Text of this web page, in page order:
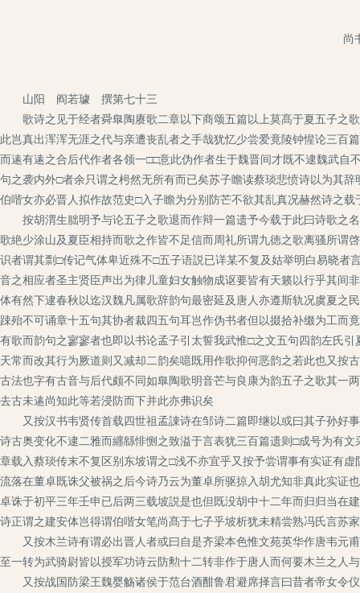
尚
山阳 阎若璩 撰第七十三
歌诗之见于经者舜臯陶赓歌二章以下商颂五篇以上莫髙于夏五子之
此岂真出浑浑无涯之代与亲遭丧乱者之手哉犹忆少尝爱竟陵钟惺论三
而逺有逺之合后代作者各领一□□意此伪作者生于魏晋间才既不逮魏武
句之袭内外□者余只谓之枵然无所有而已矣苏子瞻读蔡琰悲愤诗以为其
伯喈女亦必晋人拟作故范史□入子瞻为分别防芒不欲其乱真况赫然诗之
按胡渭生朏明予与论五子之歌退而作辩一篇遗予今载于此曰诗歌之
歌絶少涂山及夏臣相持而歌之作皆不足信而周礼所谓九徳之歌离骚所谓
识者谓其剽□传记气体卑近殊不□五子语説已详某不复及姑举明白易晓
音之相应者圣主贤臣声出为律儿童妇女触物成讴要皆有天籁以行乎其间
体有然下逮春秋以迄汉魏凡属歌辞韵句最密延及唐人亦遵斯轨况虞夏之
踈殆不可诵章十五句其协者裁四五句耳岂作伪书者但以掇拾补缀为工
有歌而韵句之寥寥者也即以书论孟子引太誓我武惟□之文五句四韵左氏
天常而改其行为厥道则又减却二韵矣噫既用作歌抑何恶韵之若此也又
古法也字有古音与后代颇不同如臯陶歌明音芒与良康为韵五子之歌其一
去古未逺尚知此等若浸防而下并此亦弗识矣
又按汉书韦贤传首载四世祖孟諌诗在邹诗二篇即继以或曰其子孙好
诗古奥变化不逮二雅而纒緜悱恻之致溢于言表犹三百篇遗则□成号为有
章载入蔡琰传末不复区别东坡谓之□浅不亦宜乎又按予尝谓事有实证有
流落在董卓既诛父被祸之后今诗乃云为董卓所驱掠入胡尤知非真此实证
卓诛于初平三年壬申已后两三载坡説是也但既没胡中十二年而归归当在
诗正谓之建安体岂得谓伯喈女笔尚髙于七子乎坡析犹未精尝熟冯氏言苏
又按木兰诗有谓必出晋人者或曰自是齐梁本色惟文苑英华作唐韦元
至一转为武骑尉皆以授军功诗云防勲十二转非作于唐人而何要木兰之人
又按战国防梁王魏婴觞诸侯于范台酒酣鲁君避席择言曰昔者帝女令